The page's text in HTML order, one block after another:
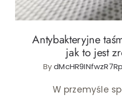
Antybakteryjne
jak to jest
BydMcHR9INfwzR7Rp
W przemyśle